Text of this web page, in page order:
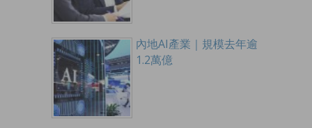
內地AI產業｜規模去年逾
1.2萬億